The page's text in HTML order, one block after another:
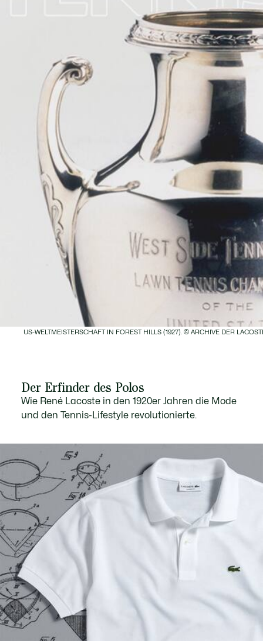
US-WELTMEISTERSCHAFT IN FOREST HILLS (1927). © ARCHIVE DER
Der Erfinder des Polos
Wie René Lacoste in den 1920er Jahren die Mode
und den Tennis-Lifestyle revolutionierte.